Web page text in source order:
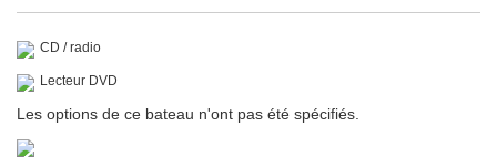
CD / radio
Lecteur DVD
Les options de ce bateau n'ont pas été spécifiés.